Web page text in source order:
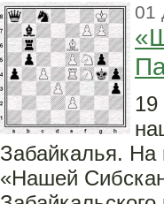
01
19
Забайкалья. На
«Нашей